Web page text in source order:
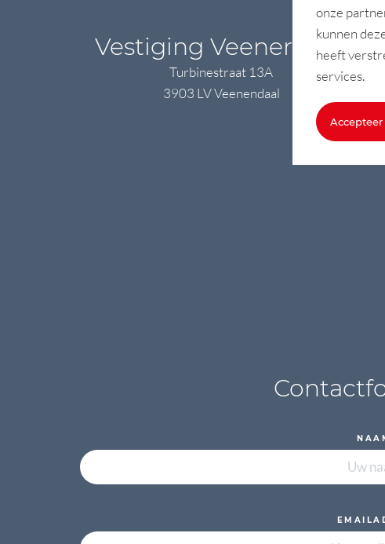
Vestiging Veenendaal
Turbinestraat 13A
3903 LV Veenendaal
onze
kunnen
heeft
services.
Accepteer